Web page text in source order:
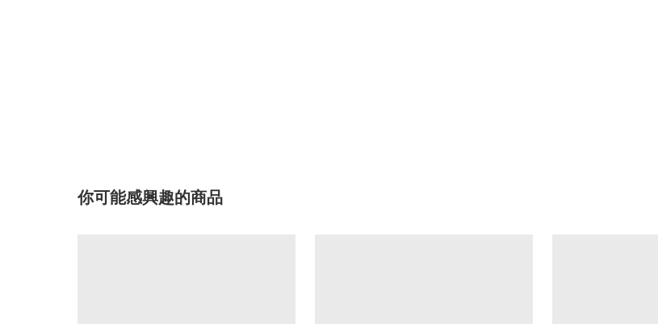
你可能感興趣的商品